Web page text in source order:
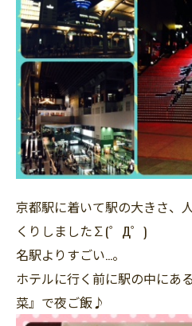
京都駅に着いて駅の大きさ、
くりしました∑(゜Д゜)
名駅よりすごい…。
ホテルに行く前に駅の中にあ
菜』で夜ご飯♪